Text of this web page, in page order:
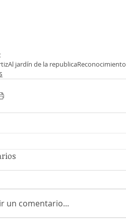
Al jardín de la republicaReconocimiento
un comentario...